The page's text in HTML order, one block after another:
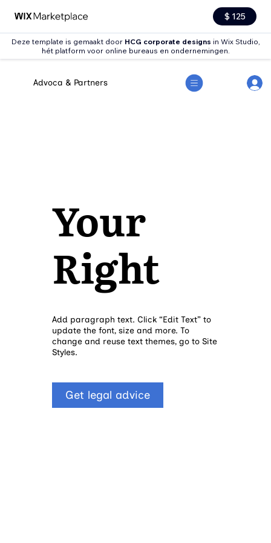
$ 125
Deze template is gemaakt door HCG corporate designs in Wix Studio,
hét platform voor online bureaus en ondernemingen.